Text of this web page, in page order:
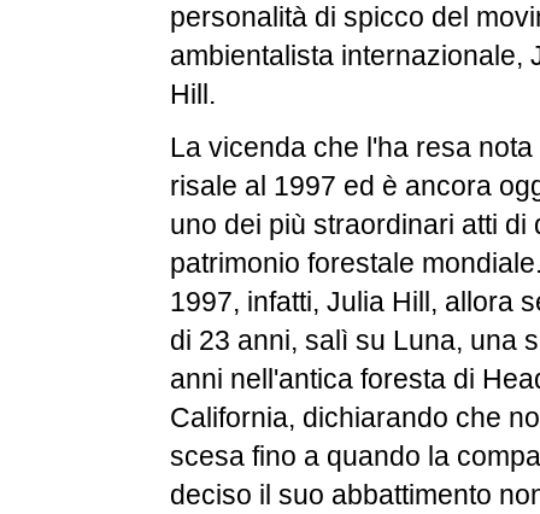
personalità di spicco del
ambientalista internazionale,
Hill.
La vicenda che l'ha resa
risale al 1997 ed è ancora
uno dei più straordinari atti di
patrimonio forestale
1997, infatti, Julia Hill, allora
di 23 anni, salì su Luna, una
anni nell'antica foresta di
California, dichiarando che
scesa fino a quando la
deciso il suo abbattimento